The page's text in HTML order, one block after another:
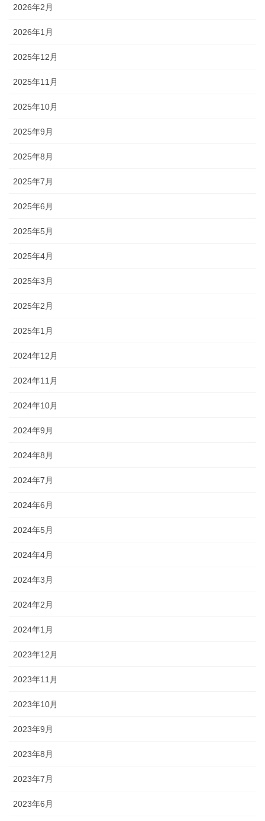
2026年2月
2026年1月
2025年12月
2025年11月
2025年10月
2025年9月
2025年8月
2025年7月
2025年6月
2025年5月
2025年4月
2025年3月
2025年2月
2025年1月
2024年12月
2024年11月
2024年10月
2024年9月
2024年8月
2024年7月
2024年6月
2024年5月
2024年4月
2024年3月
2024年2月
2024年1月
2023年12月
2023年11月
2023年10月
2023年9月
2023年8月
2023年7月
2023年6月